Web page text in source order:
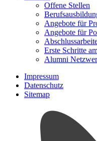
Offene Stellen
Angebote für
Angebote für
Erste Schritte
Alumni
Impressum
Datenschutz
Sitemap